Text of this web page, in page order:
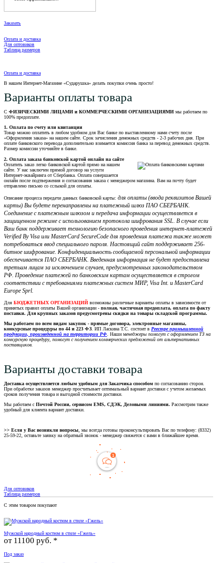
Заказать
Оплата и доставка
Для оптовиков
Таблица размеров
Оплата и доставка
В нашем Интернет-Магазине «Сударушка» делать покупки очень просто!
Варианты оплаты товара
С ФИЗИЧЕСКИМИ ЛИЦАМИ и КОММЕРЧЕСКИМИ ОРГАНИЗАЦИЯМИ мы работаем по
100% предоплате.
1. Оплата по счету или квитанции
Товар можно оплатить в любом удобном для Вас банке по выставленному нами счету после
«Оформления заказа» на нашем сайте. Срок зачисления денежных средств - 2-3 рабочих дня. При
оплате банковского перевода дополнительно взимается комиссия банка за перевод денежных средств.
Размер комиссии уточняйте в банке.
2. Оплата заказа банковской картой онлайн на сайте
Оплатить заказ легко банковской картой прямо на нашем
сайте. У нас заключен прямой договор на услуги
Интернет-эквайринга от Сбербанка. Оплата совершается
онлайн после подтвержения и согласования заказа с менеджером магазина. Вам на почту будет
отправлено письмо со сслыкой для оплаты.
Описание процесса передачи данных банковской карты: для оплаты (ввода реквизитов Вашей
карты) Вы будете перенаправлены на платежный шлюз ПАО СБЕРБАНК.
Соединение с платежным шлюзом и передача информации осуществляется в
защищенном режиме с использованием протокола шифрования SSL. В случае если
Ваш банк поддерживает технологию безопасного проведения интернет-платежей
Verified By Visa или MasterCard SecureCode для проведения платежа также может
потребоваться ввод специального пароля. Настоящий сайт поддерживает 256-
битное шифрование. Конфиденциальность сообщаемой персональной информации
обеспечивается ПАО СБЕРБАНК. Введенная информация не будет предоставлена
третьим лицам за исключением случаев, предусмотренных законодательством
РФ. Проведение платежей по банковским картам осуществляется в строгом
соответствии с требованиями платежных систем МИР, Visa Int. и MasterCard
Europe Sprl.
Для БЮДЖЕТНЫХ ОРГАНИЗАЦИЙ возможны различные варианты оплаты в зависимости от
принятых правил оплаты Вашей организации - полная, частичная предоплата, оплата по факту
поставки. Для крупных заказов предусмотрены скидки на товары складской программы.
Мы работаем по всем видам закупок - прямые договора, электронные магазины,
конкурсные процедуры по 44 и 223 ФЗ . ИП Ласкина Т.С. состоит в Реестре промышленной
продукции, произведенной на территории РФ . Наши менеджеры помогут с оформлением ТЗ на
конкурсную процедуру, помогут с получением коммерческих предложений от альтернативных
поставщиков.
Варианты доставки товара
Доставка осуществляется любым удобным для Заказчика способом по согласованию сторон.
При обработке заказов менеджер просчитывает оптимальный вариант доставки с учетом желаемых
сроков получения товара и выгодной стоимости доставки.
Мы работаем с Почтой России, сервисом EMS, СДЭК, Деловыми линиями. Рассмотрим также
удобный для клиента вариант доставки.
>> Если у Вас возникли вопросы , мы всегда готовы проконсультировать Вас по телефону: (8332)
25-59-22, оставьте заявку на обратный звонок - менеджер свяжется с вами в ближайшее время.
Для оптовиков
Таблица размеров
С этим товаром покупают
Мужской народный костюм в стиле «Гжель»
от 11100 руб. *
Под заказ